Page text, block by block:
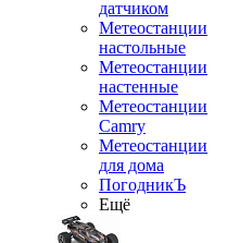
датчиком
Метеостанции
настольные
Метеостанции
настенные
Метеостанции
Camry
Метеостанции
для дома
ПогодникЪ
Ещё